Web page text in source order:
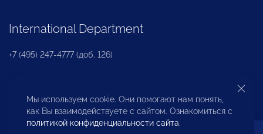
International Department
+7 (495) 247-4777 (доб. 126)
Business and Investment Rights Protection
Department
Мы используем cookie. Они помогают нам понять,
как Вы взаимодействуете с сайтом. Ознакомиться с
политикой конфиденциальности сайта.